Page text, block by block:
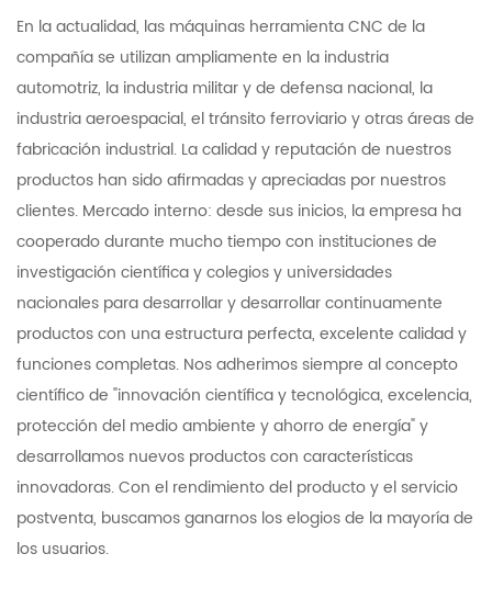
En la actualidad, las máquinas herramienta CNC de la
compañía se utilizan ampliamente en la industria
automotriz, la industria militar y de defensa nacional, la
industria aeroespacial, el tránsito ferroviario y otras áreas de
fabricación industrial. La calidad y reputación de nuestros
productos han sido afirmadas y apreciadas por nuestros
clientes. Mercado interno: desde sus inicios, la empresa ha
cooperado durante mucho tiempo con instituciones de
investigación científica y colegios y universidades
nacionales para desarrollar y desarrollar continuamente
productos con una estructura perfecta, excelente calidad y
funciones completas. Nos adherimos siempre al concepto
científico de "innovación científica y tecnológica, excelencia,
protección del medio ambiente y ahorro de energía" y
desarrollamos nuevos productos con características
innovadoras. Con el rendimiento del producto y el servicio
postventa, buscamos ganarnos los elogios de la mayoría de
los usuarios.